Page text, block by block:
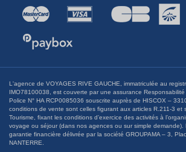
L'agence de VOYAGES RIVE GAUCHE, immatriculée au
IMO78100038, est couverte par une assurance Responsabilité
Police N° HA RCP0085036 souscrite auprès de HISCOX –
conditions de vente sont celles figurant aux articles R.211-3 et
Tourisme, fixant les conditions d’exercice des activités à
voyage ou séjour (dans nos agences ou sur simple demande).
garantie financière délivrée par la société GROUPAMA – 3,
NANTERRE.